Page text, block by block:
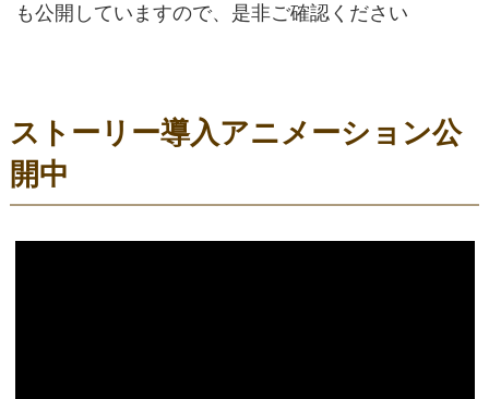
も公開していますので、是非ご確認ください
ストーリー導入アニメーション公
開中